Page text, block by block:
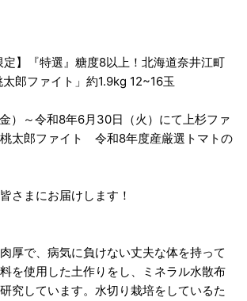
定】『特選』糖度8以上！北海道奈井江町
郎ファイト」約1.9kg 12~16玉
）～令和8年6月30日（火）にて上杉ファ
太郎ファイト 令和8年度産厳選トマトの
さまにお届けします！
厚で、病気に負けない丈夫な体を持って
を使用した土作りをし、ミネラル水散布
究しています。水切り栽培をしているた